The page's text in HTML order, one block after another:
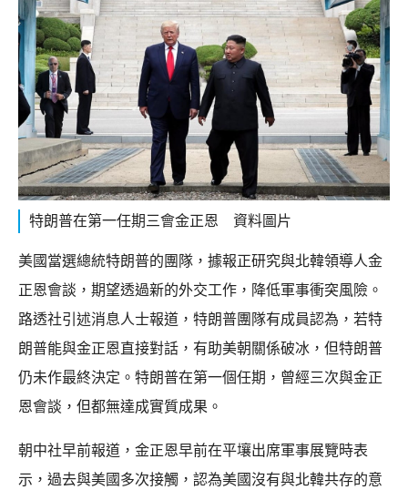
特朗普在第一任期三會金正恩 資料圖片
美國當選總統特朗普的團隊，據報正研究與北韓領導人金
正恩會談，期望透過新的外交工作，降低軍事衝突風險。
路透社引述消息人士報道，特朗普團隊有成員認為，若特
朗普能與金正恩直接對話，有助美朝關係破冰，但特朗普
仍未作最終決定。特朗普在第一個任期，曾經三次與金正
恩會談，但都無達成實質成果。
朝中社早前報道，金正恩早前在平壤出席軍事展覽時表
示，過去與美國多次接觸，認為美國沒有與北韓共存的意